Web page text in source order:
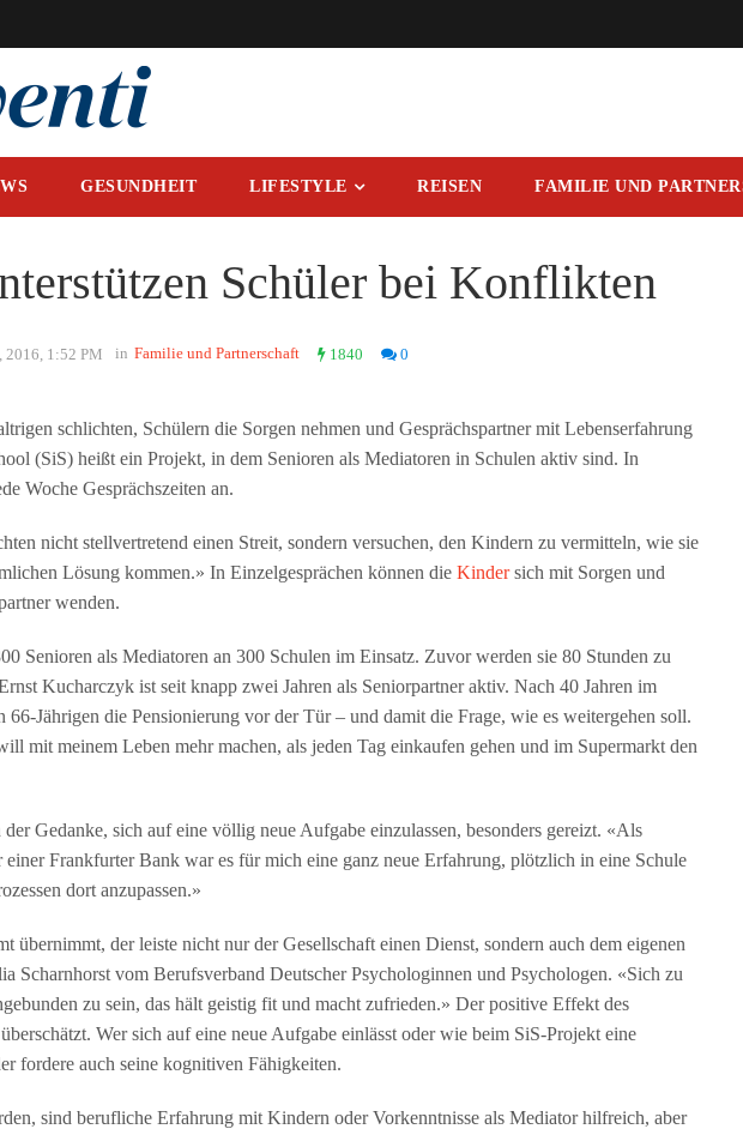
GESUNDHEIT LIFESTYLE REISEN FAMILIE UND
Schüler bei Konflikten
2016, 1:52 PM in Familie und Partnerschaft 1840 0
schlichten, Schülern die Sorgen nehmen und Gesprächspartner mit Lebenserfahrung
(SiS) heißt ein Projekt, in dem Senioren als Mediatoren in Schulen aktiv sind. In
Woche Gesprächszeiten an.
nicht stellvertretend einen Streit, sondern versuchen, den Kindern zu vermitteln, wie sie
Lösung kommen.» In Einzelgesprächen können die Kindersich mit Sorgen und
wenden.
Senioren als Mediatoren an 300 Schulen im Einsatz. Zuvor werden sie 80 Stunden zu
Kucharczyk ist seit knapp zwei Jahren als Seniorpartner aktiv. Nach 40 Jahren im
66-Jährigen die Pensionierung vor der Tür – und damit die Frage, wie es weitergehen soll.
mit meinem Leben mehr machen, als jeden Tag einkaufen gehen und im Supermarkt den
Gedanke, sich auf eine völlig neue Aufgabe einzulassen, besonders gereizt. «Als
einer Frankfurter Bank war es für mich eine ganz neue Erfahrung, plötzlich in eine Schule
dort anzupassen.»
übernimmt, der leiste nicht nur der Gesellschaft einen Dienst, sondern auch dem eigenen
Scharnhorst vom Berufsverband Deutscher Psychologinnen und Psychologen. «Sich zu
zu sein, das hält geistig fit und macht zufrieden.» Der positive Effekt des
Wer sich auf eine neue Aufgabe einlässt oder wie beim SiS-Projekt eine
fordere auch seine kognitiven Fähigkeiten.
sind berufliche Erfahrung mit Kindern oder Vorkenntnisse als Mediator hilfreich, aber